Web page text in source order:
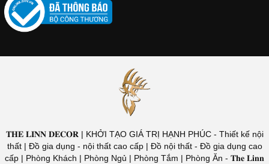
𝐓𝐇𝐄 𝐋𝐈𝐍𝐍 𝐃𝐄𝐂𝐎𝐑 | KHỞI TẠO GIÁ TRỊ HẠNH PHÚC - Thiết kế nội
thất | Đồ gia dụng - nội thất cao cấp | Đồ nội thất - Đồ gia dụng cao
cấp | Phòng Khách | Phòng Ngủ | Phòng Tắm | Phòng Ăn - 𝐓𝐡𝐞 𝐋𝐢𝐧𝐧